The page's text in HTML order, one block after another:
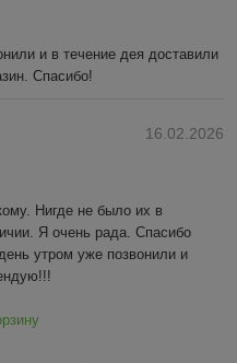
и в течение дея доставили
Спасибо!
16.02.2026
Нигде не было их в
Я очень рада. Спасибо
утром уже позвонили и